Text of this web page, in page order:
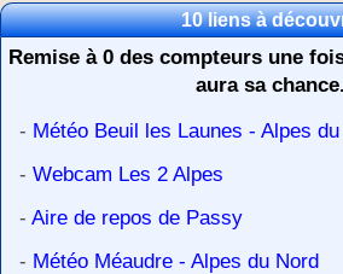
10 liens à
Remise à 0 des compteurs une
aura sa chance.
- Météo Beuil les Launes - Alpes
- Webcam Les 2 Alpes
- Aire de repos de Passy
- Météo Méaudre - Alpes du Nord